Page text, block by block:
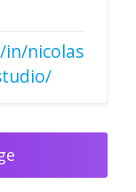
nicolas